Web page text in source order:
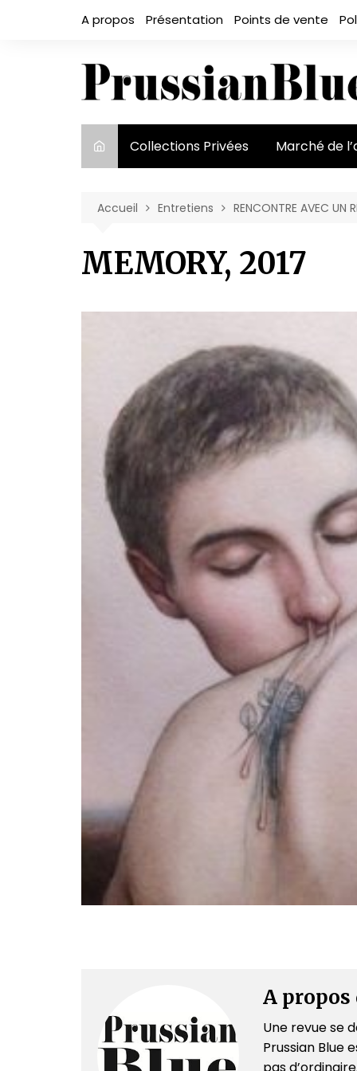
A propos Présentation Points de vente
Collections Privées Marché de
acteurs
Accueil Entretiens RENCONTRE AVEC UN
MEMORY, 2017
A
Une revue se
Prussian Blue
pas